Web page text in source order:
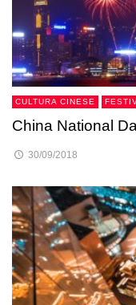
CULTURA CINESE
China National
30/09/2018